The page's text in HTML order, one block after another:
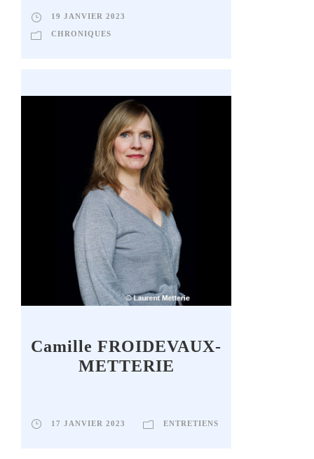
19 JANVIER 2023
CHRONIQUES
Camille FROIDEVAUX-
METTERIE
17 JANVIER 2023 ENTRETIENS